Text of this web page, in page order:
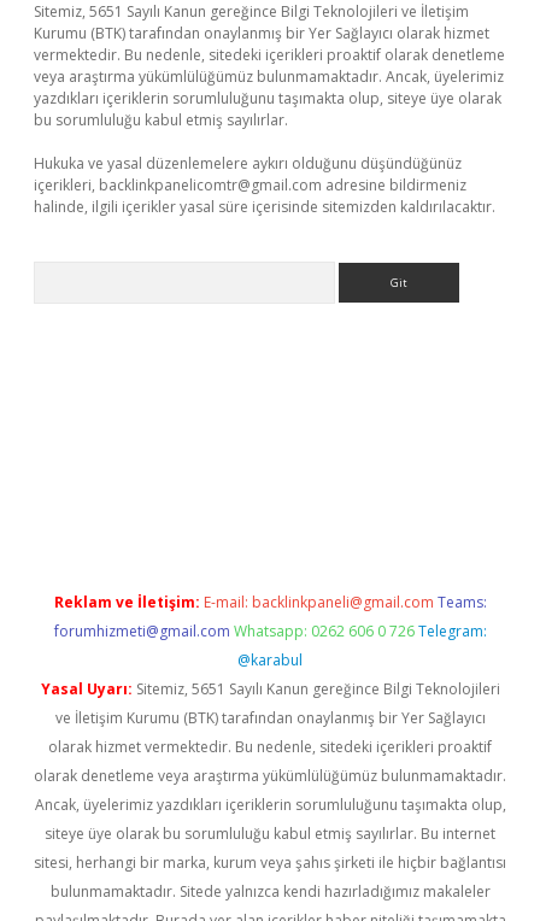
Sitemiz, 5651 Sayılı Kanun gereğince Bilgi Teknolojileri ve İletişim
Kurumu (BTK) tarafından onaylanmış bir Yer Sağlayıcı olarak hizmet
vermektedir. Bu nedenle, sitedeki içerikleri proaktif olarak denetleme
veya araştırma yükümlülüğümüz bulunmamaktadır. Ancak, üyelerimiz
yazdıkları içeriklerin sorumluluğunu taşımakta olup, siteye üye olarak
bu sorumluluğu kabul etmiş sayılırlar.
Hukuka ve yasal düzenlemelere aykırı olduğunu düşündüğünüz
içerikleri, backlinkpanelicomtr@gmail.com adresine bildirmeniz
halinde, ilgili içerikler yasal süre içerisinde sitemizden kaldırılacaktır.
Reklam ve İletişim: E-mail: backlinkpaneli@gmail.com Teams:
forumhizmeti@gmail.com Whatsapp: 0262 606 0 726 Telegram:
@karabul
Yasal Uyarı: Sitemiz, 5651 Sayılı Kanun gereğince Bilgi Teknolojileri
ve İletişim Kurumu (BTK) tarafından onaylanmış bir Yer Sağlayıcı
olarak hizmet vermektedir. Bu nedenle, sitedeki içerikleri proaktif
olarak denetleme veya araştırma yükümlülüğümüz bulunmamaktadır.
Ancak, üyelerimiz yazdıkları içeriklerin sorumluluğunu taşımakta olup,
siteye üye olarak bu sorumluluğu kabul etmiş sayılırlar. Bu internet
sitesi, herhangi bir marka, kurum veya şahıs şirketi ile hiçbir bağlantısı
bulunmamaktadır. Sitede yalnızca kendi hazırladığımız makaleler